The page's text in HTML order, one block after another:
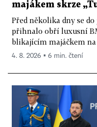
majákem skrze
Před několika dny se
přihnalo obří luxusní
blikajícím majáčkem na
4. 8. 2026 ▪ 6 min. čtení